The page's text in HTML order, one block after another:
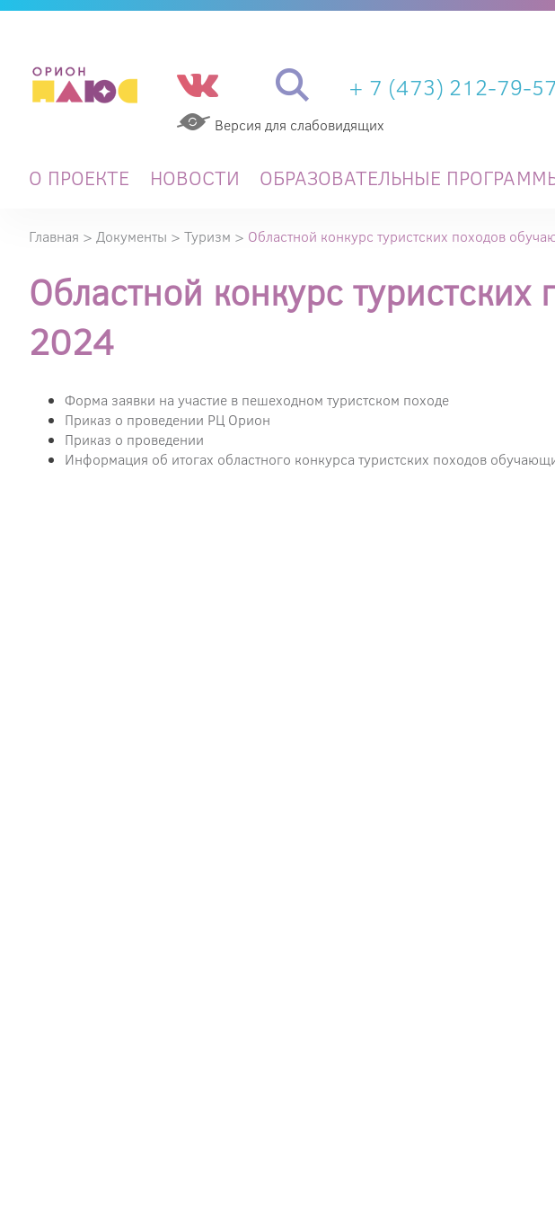
Версия для слабовидящих
+ 7 (473) 212-79-57
О ПРОЕКТЕ НОВОСТИ ОБРАЗОВАТЕЛЬНЫЕ
Главная > Документы > Туризм > Областной конкурс туристских походов
Областной конкурс
2024
Форма заявки на участие в пешеходном туристском походе
Приказ о проведении РЦ Орион
Приказ о проведении
Информация об итогах областного конкурса туристских походов